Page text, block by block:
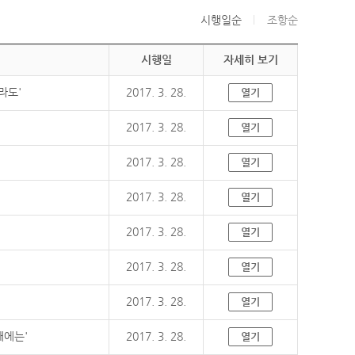
시행일순 조항순
시행일 자세히 보기
도' 2017. 3. 28. 열기
2017. 3. 28. 열기
2017. 3. 28. 열기
2017. 3. 28. 열기
2017. 3. 28. 열기
2017. 3. 28. 열기
2017. 3. 28. 열기
에는' 2017. 3. 28. 열기